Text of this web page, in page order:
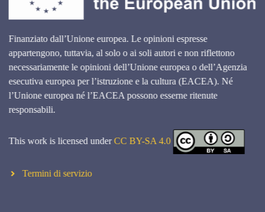
Finanziato dall’Unione europea. Le opinioni espresse
appartengono, tuttavia, al solo o ai soli autori e non riflettono
necessariamente le opinioni dell’Unione europea o dell’Agenzia
esecutiva europea per l’istruzione e la cultura (EACEA). Né
l’Unione europea né l’EACEA possono esserne ritenute
responsabili.
This work is licensed under CC BY-SA 4.0
Termini di servizio